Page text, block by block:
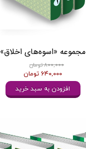
مجموعه «اسوه‌های اخلاق»
۸۰۰,۰۰۰ تومان
۶۴۰,۰۰۰ تومان
افزودن به سبد خرید